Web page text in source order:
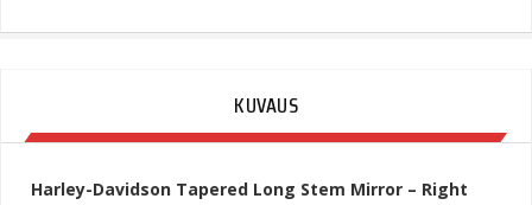
Right
KUVAUS
Harley-Davidson Tapered Long Stem Mirror – Right